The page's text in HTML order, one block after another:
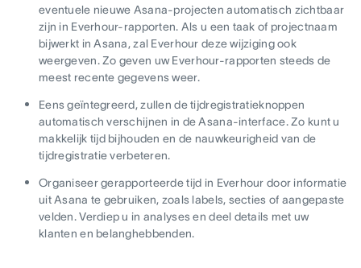
eventuele nieuwe Asana-projecten automatisch zichtbaar
zijn in Everhour-rapporten. Als u een taak of projectnaam
bijwerkt in Asana, zal Everhour deze wijziging ook
weergeven. Zo geven uw Everhour-rapporten steeds de
meest recente gegevens weer.
Eens geïntegreerd, zullen de tijdregistratieknoppen
automatisch verschijnen in de Asana-interface. Zo kunt u
makkelijk tijd bijhouden en de nauwkeurigheid van de
tijdregistratie verbeteren.
Organiseer gerapporteerde tijd in Everhour door informatie
uit Asana te gebruiken, zoals labels, secties of aangepaste
velden. Verdiep u in analyses en deel details met uw
klanten en belanghebbenden.